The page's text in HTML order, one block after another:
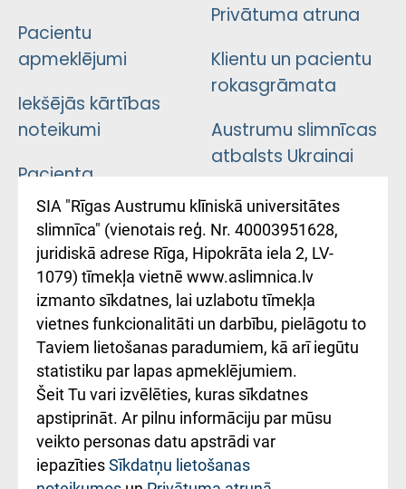
Pacientu
apmeklējumi
Iekšējās kārtības
noteikumi
Pacienta
atsauksmju/sūdzību
iesniegšanas
kārtība
Kā pie mums nokļūt
Rēķinu apmaksas
ceļvedis
Rekvizīti un
ārstniecības
iestādes kods
Privātuma atruna
Klientu un pacientu
rokasgrāmata
Austrumu slimnīcas
atbalsts Ukrainai
Підтримка Східної
лікарні та співпраця з
Україною
SIA "Rīgas Austrumu klīniskā universitātes
slimnīca" (vienotais reģ. Nr. 40003951628,
juridiskā adrese Rīga, Hipokrāta iela 2, LV-
1079) tīmekļa vietnē www.aslimnica.lv
izmanto sīkdatnes, lai uzlabotu tīmekļa
vietnes funkcionalitāti un darbību, pielāgotu to
Taviem lietošanas paradumiem, kā arī iegūtu
statistiku par lapas apmeklējumiem.
Šeit Tu vari izvēlēties, kuras sīkdatnes
apstiprināt. Ar pilnu informāciju par mūsu
veikto personas datu apstrādi var
iepazītiesSīkdatņu lietošanas